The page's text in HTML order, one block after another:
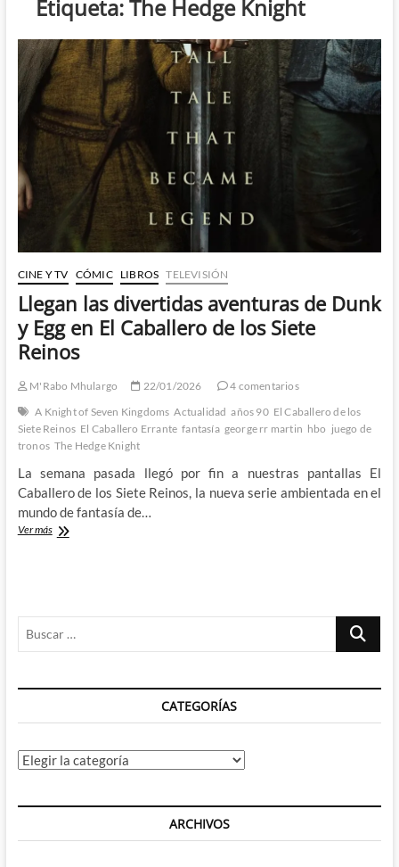
Etiqueta:The Hedge Knight
CINE Y TV CÓMIC LIBROS TELEVISIÓN
Llegan las divertidas aventuras de Dunk
y Egg en El Caballero de los Siete
Reinos
M'Rabo Mhulargo 22/01/2026
4 comentarios
A Knight of Seven Kingdoms Actualidad años 90 El Caballero de los
Siete Reinos El Caballero Errante fantasía george rr martin hbo juego de
tronos The Hedge Knight
La semana pasada llegó por fin a nuestras pantallas El
Caballero de los Siete Reinos, la nueva serie ambientada en el
mundo de fantasía de…
Ver másLlegan
Egg
Caballero
los
Reinos
Buscar
CATEGORÍAS
Categorías
ARCHIVOS